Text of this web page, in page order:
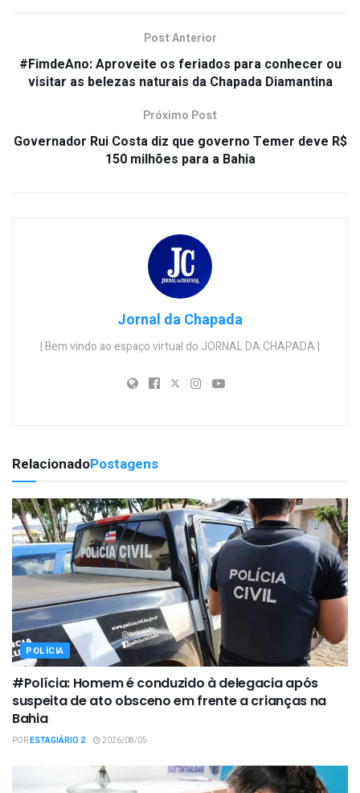
Post Anterior
#FimdeAno: Aproveite os feriados para conhecer ou
visitar as belezas naturais da Chapada Diamantina
Próximo Post
Governador Rui Costa diz que governo Temer deve R$
150 milhões para a Bahia
Jornal da Chapada
| Bem vindo ao espaço virtual do JORNAL DA CHAPADA |
RelacionadoPostagens
POLÍCIA
#Polícia: Homem é conduzido à delegacia após
suspeita de ato obsceno em frente a crianças na
Bahia
PORESTAGIÁRIO 2 2026/08/05